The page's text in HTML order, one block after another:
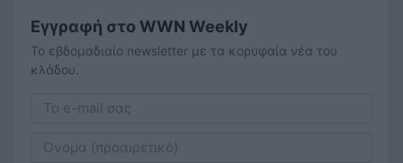
Εγγραφή στο WWN Weekly
Το εβδομαδιαίο newsletter με τα κορυφαία νέα του
κλάδου.